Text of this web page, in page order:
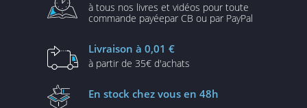
à tous nos livres et vidéos pour toute
commande payéepar CB ou par PayPal
Livraison à 0,01 €
à partir de 35€ d'achats
En stock chez vous en 48h